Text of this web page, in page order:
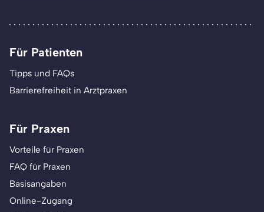
Für Patienten
Tipps und FAQs
Barrierefreiheit in Arztpraxen
Für Praxen
Vorteile für Praxen
FAQ für Praxen
Basisangaben
Online-Zugang